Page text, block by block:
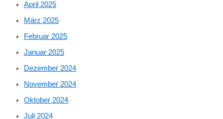
April 2025
März 2025
Februar 2025
Januar 2025
Dezember 2024
November 2024
Oktober 2024
Juli 2024